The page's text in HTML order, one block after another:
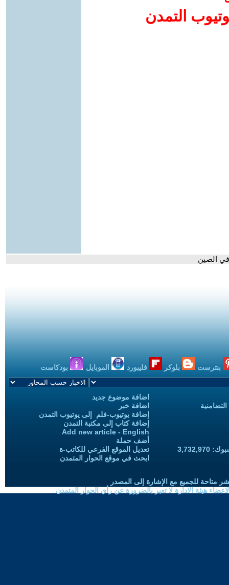
التمدن
الصين
بنترست بلوكر فليبورد الموبايل بودكاست
اضافة موضوع جديد
اضافة خبر
إضافة يوتيوب-فلم إلى يوتيوب التمدن
إضافة كتاب إلى مكتبة التمدن
Add new article - English
أضف حملة
تعديل الموقع الفرعي للكاتب-ة
ابحث في موقع الحوار المتمدن
متاحة للجميع مع الإشارة إلى المصدر
هيئة الادارة لا تعبر بالضرورة عن رأي الحوار المتمدن